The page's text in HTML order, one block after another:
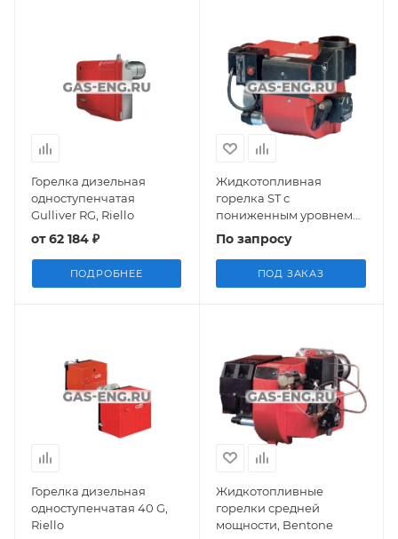
Горелка дизельная
одноступенчатая
Gulliver RG, Riello
от62 184 ₽
ПОДРОБНЕЕ
Жидкотопливная
горелка ST с
пониженным уровнем
шума, Bentone
По запросу
ПОД ЗАКАЗ
Горелка дизельная
одноступенчатая 40 G,
Riello
Жидкотопливные
горелки средней
мощности, Bentone